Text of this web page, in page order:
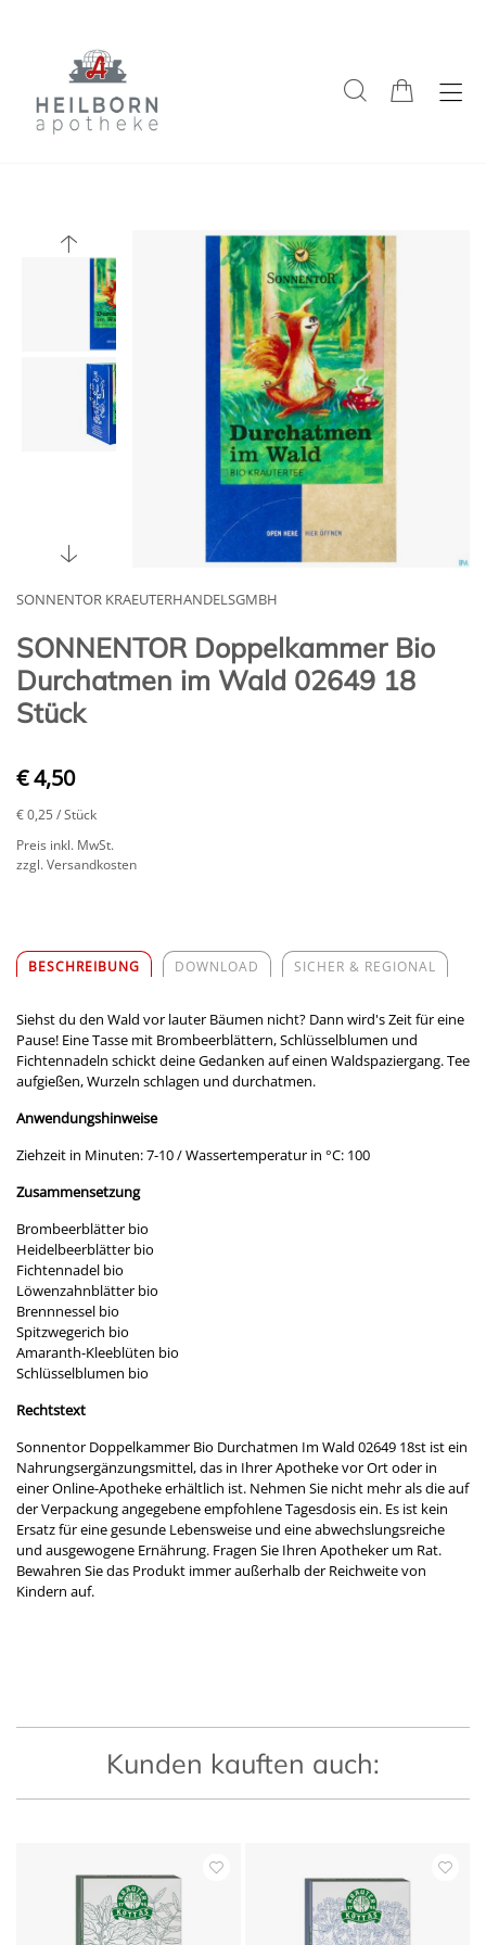
SONNENTOR KRAEUTERHANDELSGMBH
SONNENTOR Doppelkammer Bio
Durchatmen im Wald 02649 18
Stück
€ 4,50
€ 0,25 / Stück
Preis inkl. MwSt.
zzgl. Versandkosten
BESCHREIBUNG DOWNLOAD SICHER & REGIONAL
Siehst du den Wald vor lauter Bäumen nicht? Dann wird's Zeit für eine
Pause! Eine Tasse mit Brombeerblättern, Schlüsselblumen und
Fichtennadeln schickt deine Gedanken auf einen Waldspaziergang. Tee
aufgießen, Wurzeln schlagen und durchatmen.
Anwendungshinweise
Ziehzeit in Minuten: 7-10 / Wassertemperatur in °C: 100
Zusammensetzung
Brombeerblätter bio
Heidelbeerblätter bio
Fichtennadel bio
Löwenzahnblätter bio
Brennnessel bio
Spitzwegerich bio
Amaranth-Kleeblüten bio
Schlüsselblumen bio
Rechtstext
Sonnentor Doppelkammer Bio Durchatmen Im Wald 02649 18st ist ein
Nahrungsergänzungsmittel, das in Ihrer Apotheke vor Ort oder in
einer Online-Apotheke erhältlich ist. Nehmen Sie nicht mehr als die auf
der Verpackung angegebene empfohlene Tagesdosis ein. Es ist kein
Ersatz für eine gesunde Lebensweise und eine abwechslungsreiche
und ausgewogene Ernährung. Fragen Sie Ihren Apotheker um Rat.
Bewahren Sie das Produkt immer außerhalb der Reichweite von
Kindern auf.
Kunden kauften auch: